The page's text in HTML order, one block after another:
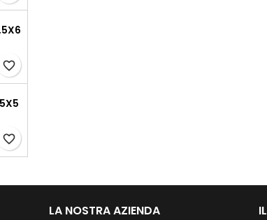
favorite_border
favorite_border
LA NOSTRA AZIENDA